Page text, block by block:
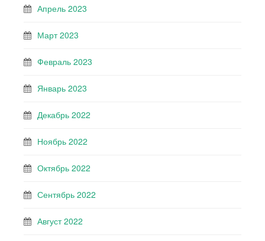
Апрель 2023
Март 2023
Февраль 2023
Январь 2023
Декабрь 2022
Ноябрь 2022
Октябрь 2022
Сентябрь 2022
Август 2022